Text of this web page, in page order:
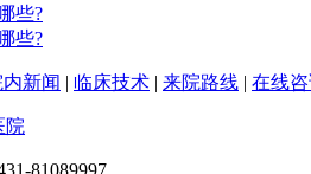
些?
些?
内新闻 | 临床技术 | 来院路线 | 在线
院
81089997